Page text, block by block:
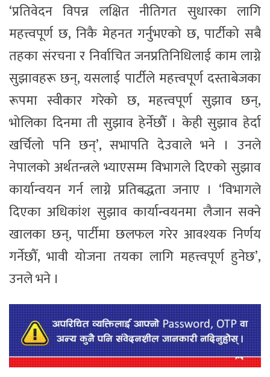
‘प्रतिवेदन विपन्न लक्षित नीतिगत सुधारका लागि
महत्त्वपूर्ण छ, निकै मेहनत गर्नुभएको छ, पार्टीको सबै
तहका संरचना र निर्वाचित जनप्रतिनिधिलाई काम लाग्ने
सुझावहरू छन्, यसलाई पार्टीले महत्त्वपूर्ण दस्ताबेजका
रूपमा स्वीकार गरेको छ, महत्त्वपूर्ण सुझाव छन्,
भोलिका दिनमा ती सुझाव हेर्नेछौँ । केही सुझाव हेर्दा
खर्चिलो पनि छन्’, सभापति देउवाले भने । उनले
नेपालको अर्थतन्त्रले भ्याएसम्म विभागले दिएको सुझाव
कार्यान्वयन गर्न लाग्ने प्रतिबद्धता जनाए । ‘विभागले
दिएका अधिकांश सुझाव कार्यान्वयनमा लैजान सक्ने
खालका छन्, पार्टीमा छलफल गरेर आवश्यक निर्णय
गर्नेछौँ, भावी योजना तयका लागि महत्त्वपूर्ण हुनेछ’,
उनले भने ।